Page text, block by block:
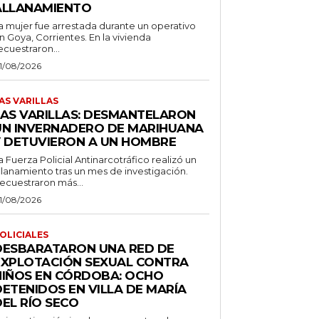
mujer fue arrestada durante un operativo
Goya, Corrientes. En la vivienda
08/2026
VARILLAS
VARILLAS: DESMANTELARON
INVERNADERO DE MARIHUANA
DETUVIERON A UN HOMBRE
Fuerza Policial Antinarcotráfico realizó un
tras un mes de investigación.
más...
08/2026
UNA RED DE
SEXUAL CONTRA
EN CÓRDOBA: OCHO
EN VILLA DE MARÍA
RÍO SECO